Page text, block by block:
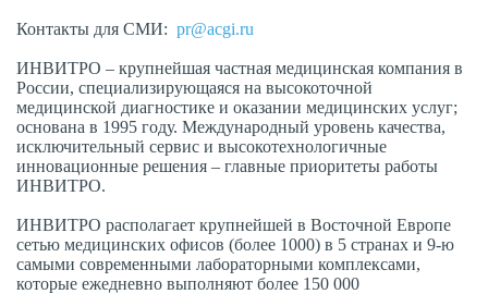
Контакты для СМИ: pr@acgi.ru
ИНВИТРО – крупнейшая частная медицинская компания в
России, специализирующаяся на высокоточной
медицинской диагностике и оказании медицинских услуг;
основана в 1995 году. Международный уровень качества,
исключительный сервис и высокотехнологичные
инновационные решения – главные приоритеты работы
ИНВИТРО.
ИНВИТРО располагает крупнейшей в Восточной Европе
сетью медицинских офисов (более 1000) в 5 странах и 9-ю
самыми современными лабораторными комплексами,
которые ежедневно выполняют более 150 000